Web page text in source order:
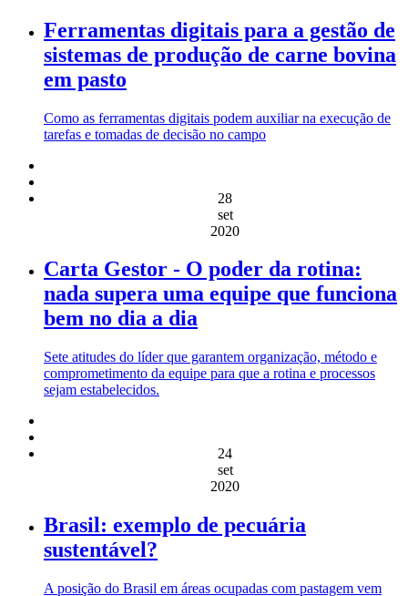
Ferramentas digitais para a gestão de
sistemas de produção de carne bovina
em pasto
Como as ferramentas digitais podem auxiliar na execução de
tarefas e tomadas de decisão no campo
28
set
2020
Carta Gestor - O poder da rotina:
nada supera uma equipe que funciona
bem no dia a dia
Sete atitudes do líder que garantem organização, método e
comprometimento da equipe para que a rotina e processos
sejam estabelecidos.
24
set
2020
Brasil: exemplo de pecuária
sustentável?
A posição do Brasil em áreas ocupadas com pastagem vem